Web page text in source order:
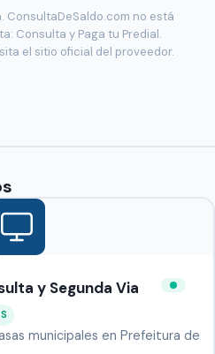
ConsultaDeSaldo.com no está
Consulta y Paga tu Predial.
el sitio oficial del proveedor.
y Segunda Via
municipales en Prefeitura de